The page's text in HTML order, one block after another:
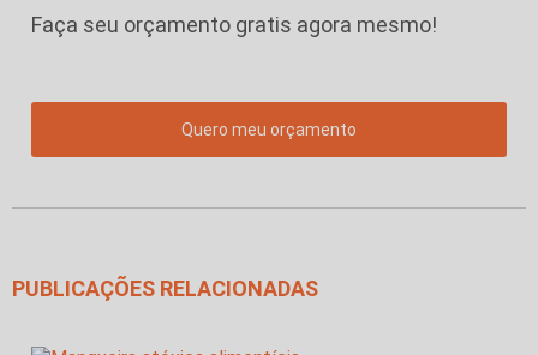
Faça seu orçamento gratis agora mesmo!
Quero meu orçamento
PUBLICAÇÕES RELACIONADAS